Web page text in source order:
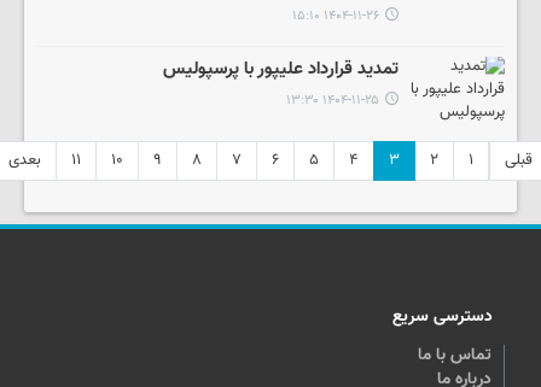
۱۴۰۴-۱۱-۲۶ ۱۵:۱۰
تمدید قرارداد علیپور با پرسپولیس
۱۴۰۴-۱۱-۲۵ ۱۳:۳۰
قبلی ۱ ۲ ۳ ۴ ۵ ۶ ۷ ۸ ۹ ۱۰ ۱۱ بعدی
دسترسی سریع
تماس با ما
درباره ما